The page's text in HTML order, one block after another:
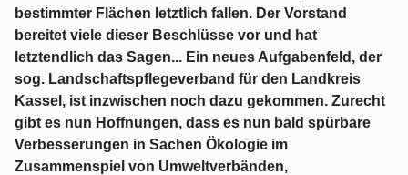
bestimmter Flächen letztlich fallen. Der Vorstand
bereitet viele dieser Beschlüsse vor und hat
letztendlich das Sagen... Ein neues Aufgabenfeld, der
sog. Landschaftspflegeverband für den Landkreis
Kassel, ist inzwischen noch dazu gekommen. Zurecht
gibt es nun Hoffnungen, dass es nun bald spürbare
Verbesserungen in Sachen Ökologie im
Zusammenspiel von Umweltverbänden,